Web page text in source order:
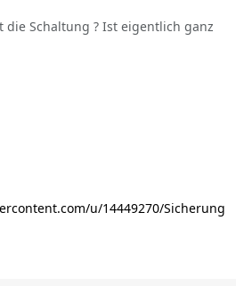
Schaltung ? Ist eigentlich ganz
u/14449270/Sicherung